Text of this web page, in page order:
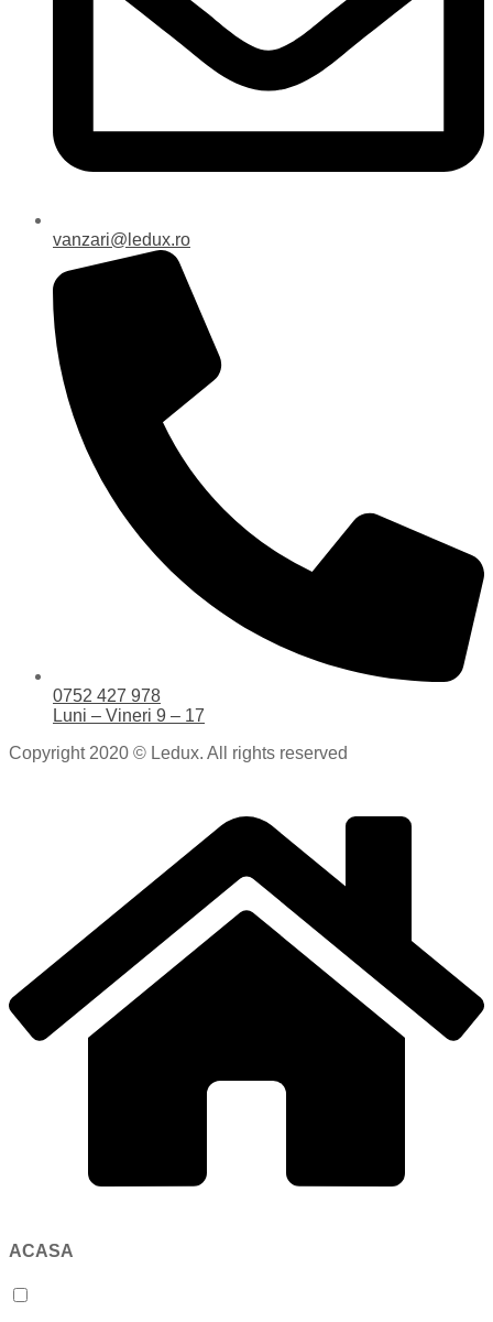
vanzari@ledux.ro
0752 427 978
Luni – Vineri 9 – 17
Copyright 2020 © Ledux. All rights reserved
ACASA